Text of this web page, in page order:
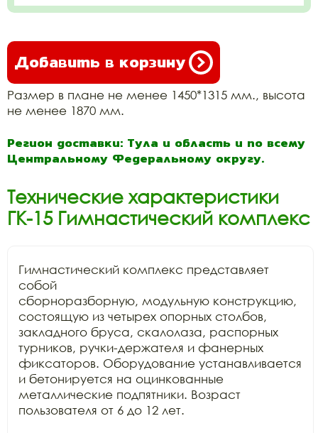
Добавить в корзину
Размер в плане не менее 1450*1315 мм., высота
не менее 1870 мм.
Регион доставки: Тула и область и по всему
Центральному Федеральному округу.
Технические характеристики
ГК-15 Гимнастический комплекс
Гимнастический комплекс представляет
собой
сборноразборную, модульную конструкцию,
состоящую из четырех опорных столбов,
закладного бруса, скалолаза, распорных
турников, ручки-держателя и фанерных
фиксаторов. Оборудование устанавливается
и бетонируется на оцинкованные
металлические подпятники. Возраст
пользователя от 6 до 12 лет.